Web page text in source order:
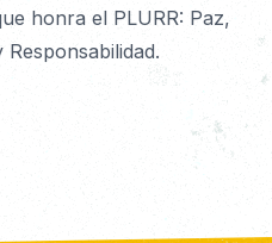
honra el PLURR: Paz,